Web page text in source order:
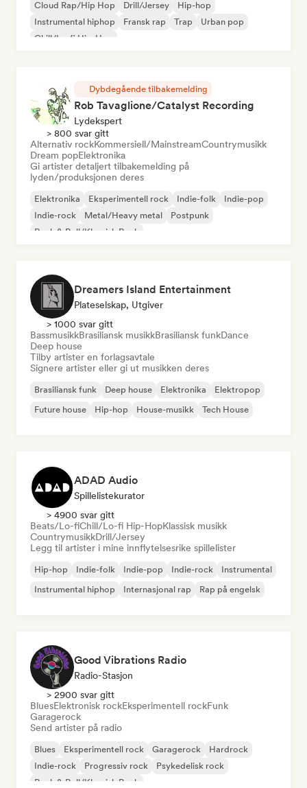
Cloud Rap/Hip Hop Drill/Jersey
Hip-hop
Instrumental hiphop
Fransk rap Trap
Urban pop
Chill/Lo-fi Hip-Hop
Dybdegående tilbakemelding
Rob Tavaglione/Catalyst Recording
Lydekspert
> 800 svar gitt
Alternativ rockKommersiell/MainstreamCountrymusikk
Dream popElektronika
Gi artister detaljert tilbakemelding på
lyden/produksjonen deres
Elektronika Eksperimentell rock Indie-folk
Indie-pop
Indie-rock
Metal/Heavy metal
Postpunk
Rock & Roll/Klassisk Rock
Dreamers Island Entertainment
Plateselskap, Utgiver
> 1000 svar gitt
BassmusikkBrasiliansk musikkBrasiliansk funkDance
Deep house
Tilby artister en forlagsavtale
Signere artister eller gi ut musikken deres
Brasiliansk funk Deep house Elektronika
Elektropop
Future house
Hip-hop House-musikk Tech House
ADAD Audio
Spillelistekurator
> 4900 svar gitt
Beats/Lo-fiChill/Lo-fi Hip-HopKlassisk musikk
CountrymusikkDrill/Jersey
Legg til artister i mine innflytelsesrike spillelister
Hip-hop Indie-folk Indie-pop Indie-rock
Instrumental
Instrumental hiphop
Internasjonal rap Rap på engelsk
Good Vibrations Radio
Radio-Stasjon
> 2900 svar gitt
BluesElektronisk rockEksperimentell rockFunk
Garagerock
Send artister på radio
Blues Eksperimentell rock Garagerock
Hardrock
Indie-rock
Progressiv rock
Psykedelisk rock
Rock & Roll/Klassisk Rock